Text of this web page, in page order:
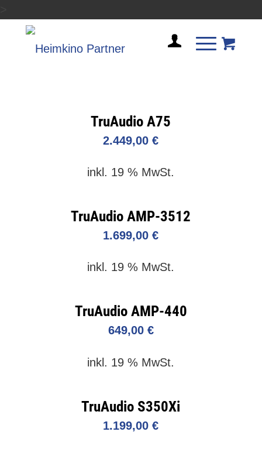
TruAudio A75
2.449,00€
inkl. 19 % MwSt.
TruAudio AMP-3512
1.699,00€
inkl. 19 % MwSt.
TruAudio AMP-440
649,00 €
inkl. 19 % MwSt.
TruAudio S350Xi
1.199,00€